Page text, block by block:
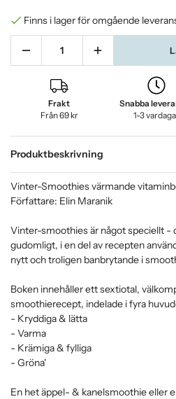
Finns i lager för omgående
Frakt
Från 69 kr
Snabba
1-3
Produktbeskrivning
Vinter-Smoothies värmande
Författare: Elin Maranik
Vinter-smoothies är något speciellt -
gudomligt, i en del av recepten
nytt och troligen banbrytande i
Boken innehåller ett sextiotal,
smoothierecept, indelade i fyra
- Kryddiga & lätta
- Varma
- Krämiga & fylliga
- Gröna'
En het äppel- & kanelsmoothie eller